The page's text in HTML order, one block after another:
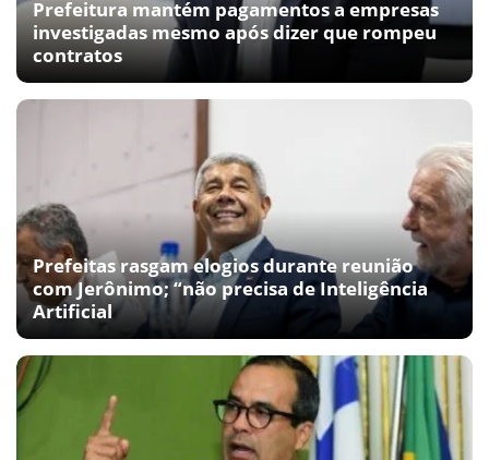
Prefeitura mantém pagamentos a empresas
investigadas mesmo após dizer que rompeu
contratos
Prefeitas rasgam elogios durante reunião
com Jerônimo; “não precisa de Inteligência
Artificial